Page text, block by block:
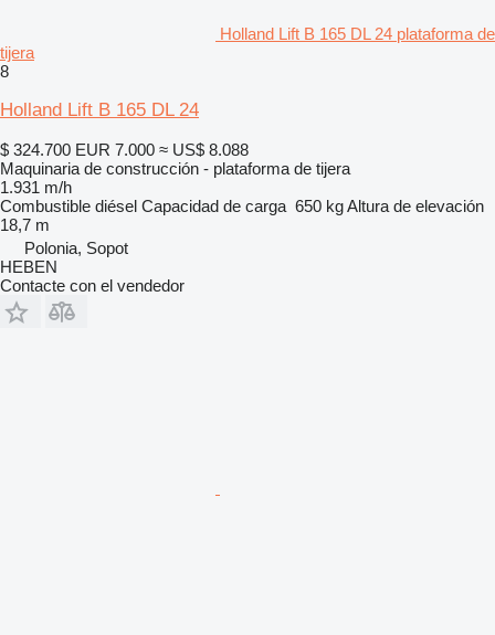
Holland Lift B 165 DL 24 plataforma de
tijera
8
Holland Lift B 165 DL 24
$ 324.700 EUR 7.000 ≈ US$ 8.088
Maquinaria de construcción - plataforma de tijera
1.931 m/h
Combustible diésel Capacidad de carga 650 kgAltura de elevación
18,7 m
Polonia, Sopot
HEBEN
Contacte con el vendedor